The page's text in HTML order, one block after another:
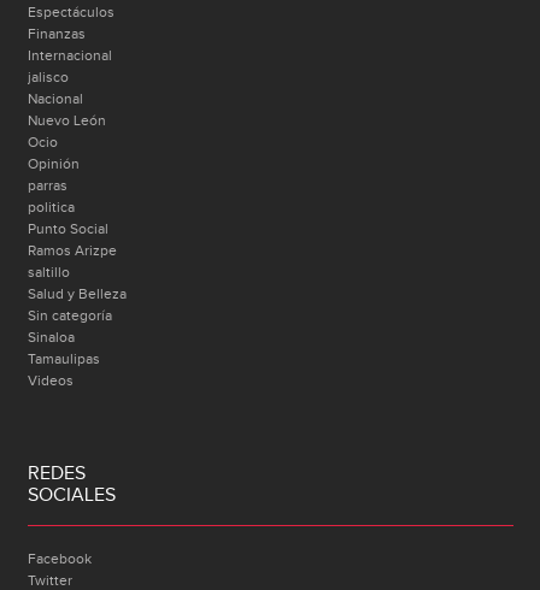
Espectáculos
Finanzas
Internacional
jalisco
Nacional
Nuevo León
Ocio
Opinión
parras
politica
Punto Social
Ramos Arizpe
saltillo
Salud y Belleza
Sin categoría
Sinaloa
Tamaulipas
Videos
REDES
SOCIALES
Facebook
Twitter